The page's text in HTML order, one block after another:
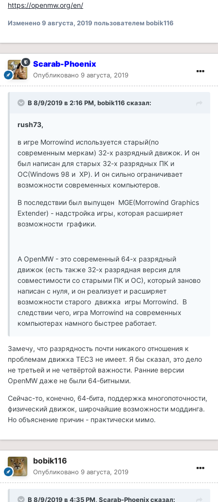
https://openmw.org/en/
Изменено9 августа, 2019 пользователем bobik116
Scarab-Phoenix
Опубликовано 9 августа, 2019
В 8/9/2019 в 2:16 PM, bobik116 сказал:
rush73,
в игре Morrowind используется старый(по
современным меркам) 32-х разрядный движок. И он
был написан для старых 32-х разрядных ПК и
ОС(Windows 98 и XP). И он сильно ограничивает
возможности современных компьютеров.
В последствии был выпущен MGE(Morrowind Graphics
Extender) - надстройка игры, которая расширяет
возможности графики.
А OpenMW - это современный 64-х разрядный
движок (есть также 32-х разрядная версия для
совместимости со старыми ПК и ОС), который заново
написан с нуля, и он реализует и расширяет
возможности старого движка игры Morrowind. В
следствии чего, игра Morrowind на современных
компьютерах намного быстрее работает.
Замечу, что разрядность почти никакого отношения к
проблемам движка ТЕС3 не имеет. Я бы сказал, это дело
не третьей и не четвёртой важности. Ранние версии
OpenMW даже не были 64-битными.
Сейчас-то, конечно, 64-бита, поддержка многопоточности,
физический движок, широчайшие возможности моддинга.
Но объяснение причин - практически мимо.
bobik116
Опубликовано 9 августа, 2019
В 8/9/2019 в 4:35 PM, Scarab-Phoenix сказал: